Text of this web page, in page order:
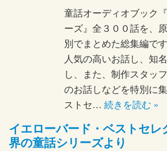
童話オーディオブック
ーズ』全３００話を、
別でまとめた総集編で
人気の高いお話し、知
し、また、制作スタッ
のお話しなどを特別に
ストセ… 続きを読む »
イエローバード・ベストセ
界の童話シリーズより